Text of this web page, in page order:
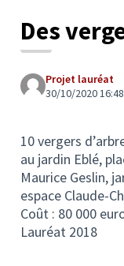
Des
Projet lauréat
30/10/2020 16:48
10 vergers
au jardin Eblé,
Maurice Geslin,
espace Claude-
Coût : 80 000
Lauréat 2018